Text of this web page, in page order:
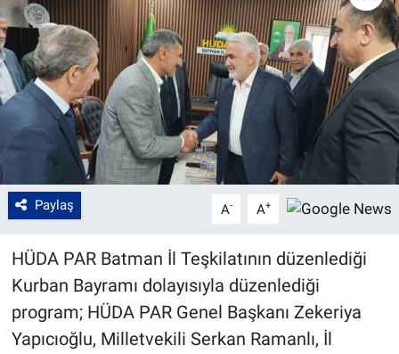
Paylaş A- A+
HÜDA PAR Batman İl Teşkilatının düzenlediği
Kurban Bayramı dolayısıyla düzenlediği
program; HÜDA PAR Genel Başkanı Zekeriya
Yapıcıoğlu, Milletvekili Serkan Ramanlı, İl